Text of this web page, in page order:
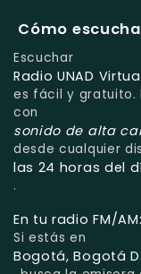
Cómo
Escuchar
Radio UNAD
es fácil y gratuito.
con
sonido de alta
desde cualquier
las 24 horas del
.
En tu radio FM/AM:
Si estás en
Bogotá, Bogotá